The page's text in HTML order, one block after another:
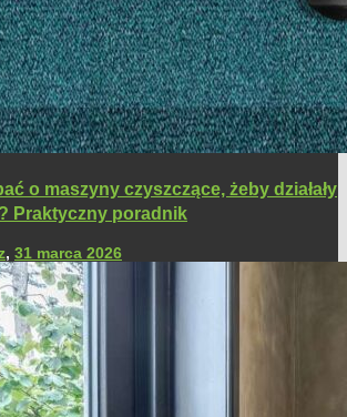
o maszyny czyszczące, żeby działały
Praktyczny poradnik
, 31 marca 2026